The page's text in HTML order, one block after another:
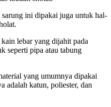
ini dipakai juga untuk hal-
lebar yang dijahit pada
seperti pipa atau tabung
yang umumnya dipakai
adalah katun, poliester, dan